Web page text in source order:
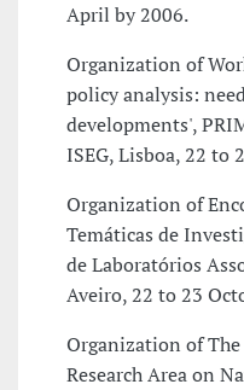
April by 2006.
Organization of
policy analysis:
developments',
ISEG, Lisboa, 22 to
Organization of
Temáticas de
de Laboratórios
Aveiro, 22 to 23
Organization of
Research Area on